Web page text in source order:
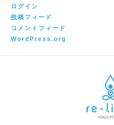
ログイン
投稿フィード
コメントフィード
WordPress.org